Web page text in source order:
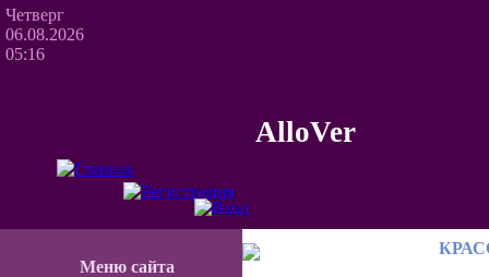
Четверг
06.08.2026
05:16
AlloVer
Меню сайта